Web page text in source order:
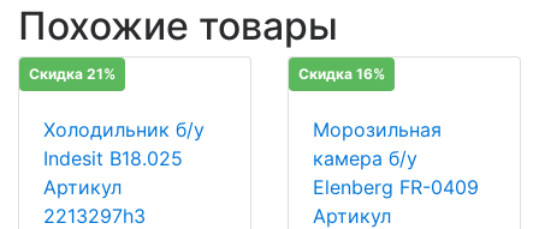
Похожие товары
Скидка 21%
Холодильник б/у
Indesit B18.025
Артикул
2213297h3
Скидка 16%
Морозильная
камера б/у
Elenberg FR-0409
Артикул